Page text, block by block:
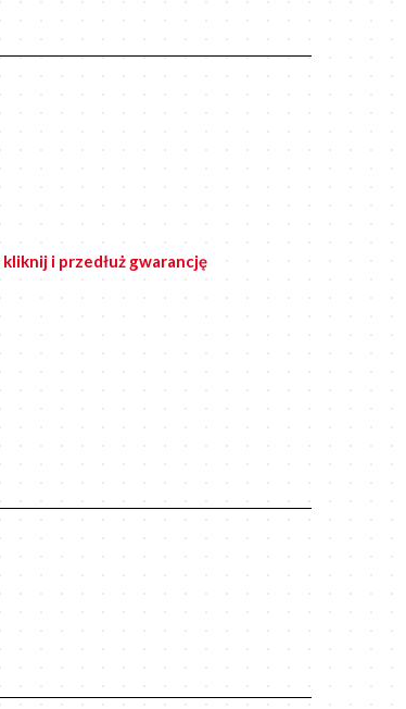
kliknij i przedłuż gwarancję